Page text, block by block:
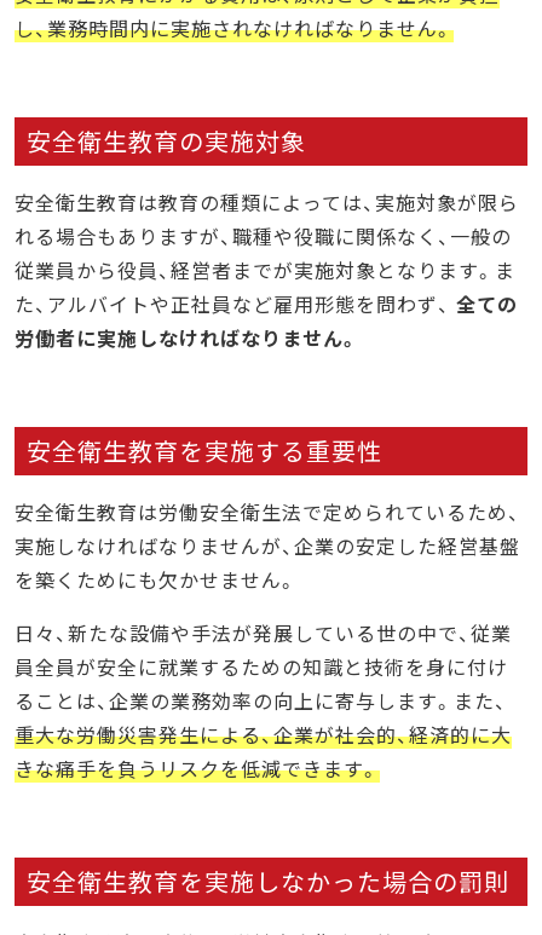
し、業務時間内に実施されなければなりません。
安全衛生教育の実施対象
安全衛生教育は教育の種類によっては、実施対象が限ら
れる場合もありますが、職種や役職に関係なく、一般の
従業員から役員、経営者までが実施対象となります。ま
た、アルバイトや正社員など雇用形態を問わず、 全ての
労働者に実施しなければなりません。
安全衛生教育を実施する重要性
安全衛生教育は労働安全衛生法で定められているため、
実施しなければなりませんが、企業の安定した経営基盤
を築くためにも欠かせません。
日々、新たな設備や手法が発展している世の中で、従業
員全員が安全に就業するための知識と技術を身に付け
ることは、企業の業務効率の向上に寄与します。また、
重大な労働災害発生による、企業が社会的、経済的に大
きな痛手を負うリスクを低減できます。
安全衛生教育を実施しなかった場合の罰則